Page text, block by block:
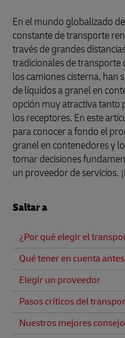
En el mundo globalizado
constante de transporte
través de grandes
tradicionales de transporte
los camiones cisterna, han
de líquidos a granel en
opción muy atractiva tanto
los receptores. En este
para conocer a fondo el
granel en contenedores y
tomar decisiones
un proveedor de servicios.
Saltar a
¿Por qué elegir el
Qué tener en cuenta
Elegir un proveedor
Pasos críticos del
Nuestros mejores